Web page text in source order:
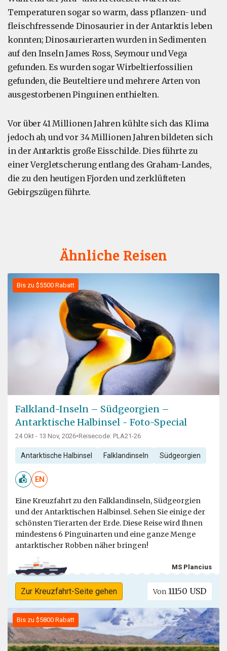
Temperaturen sogar so warm, dass pflanzen- und
fleischfressende Dinosaurier in der Antarktis leben
konnten; Dinosaurierarten wurden in Sedimenten
auf den Inseln James Ross, Seymour und Vega
gefunden. Es wurden sogar Wirbeltierfossilien
gefunden, die Beuteltiere und mehrere Arten von
ausgestorbenen Pinguinen enthielten.
Vor über 41 Millionen Jahren kühlte sich das Klima
jedoch ab, und vor 34 Millionen Jahren bildeten sich
in der Antarktis große Eisschilde. Dies führte zu
einer Vergletscherung entlang des Graham-Landes,
die zu den heutigen Fjorden und zerklüfteten
Gebirgszügen führte.
Ähnliche Reisen
Bis zu $5500 Rabatt
Falkland-Inseln – Südgeorgien –
Antarktische Halbinsel - Foto-Special
24 Okt - 13 Nov, 2026•Reisecode: PLA21-26
Antarktische Halbinsel Falklandinseln Südgeorgien
EN
Eine Kreuzfahrt zu den Falklandinseln, Südgeorgien
und der Antarktischen Halbinsel. Sehen Sie einige der
schönsten Tierarten der Erde. Diese Reise wird Ihnen
mindestens 6 Pinguinarten und eine ganze Menge
antarktischer Robben näher bringen!
MS Plancius
Zur Kreuzfahrt-Seite gehen Von 11150 USD
Bis zu $5800 Rabatt